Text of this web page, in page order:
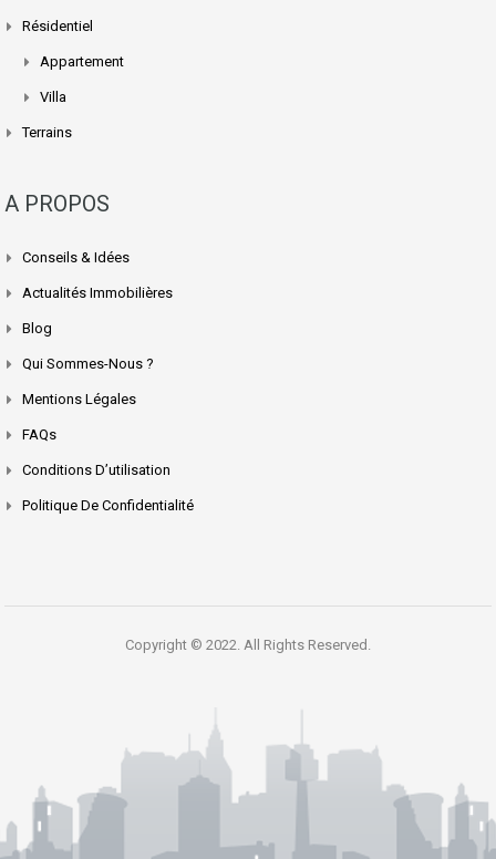
Résidentiel
Appartement
Villa
Terrains
A PROPOS
Conseils & Idées
Actualités Immobilières
Blog
Qui Sommes-Nous ?
Mentions Légales
FAQs
Conditions D’utilisation
Politique De Confidentialité
Copyright © 2022. All Rights Reserved.